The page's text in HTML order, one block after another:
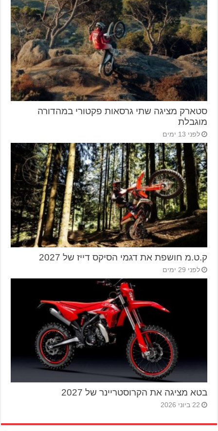
סטארק מציגה שתי גרסאות פקטורי במהדורה
מוגבלת
לפני 13 ימים
ק.ט.מ חושפת את דגמי הסיקס דייז של 2027
לפני 29 ימים
בטא מציגה את הקרוסטריינר של 2027
22 ביוני 2026